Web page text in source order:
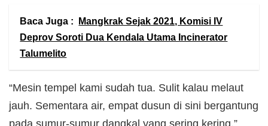
Baca Juga :
Mangkrak Sejak 2021, Komisi IV
Deprov Soroti Dua Kendala Utama Incinerator
Talumelito
“Mesin tempel kami sudah tua. Sulit kalau melaut
jauh. Sementara air, empat dusun di sini bergantung
pada sumur-sumur dangkal yang sering kering,”